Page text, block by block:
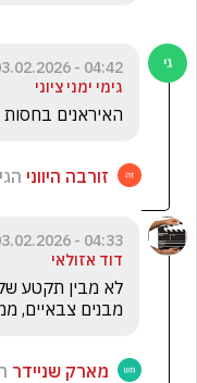
04:42 - 03.02.2026
גימי ימני ציוני
האיראנים
זורבה היווני
04:33 - 03.02.2026
דוד אזולאי
מבנים צבאיים,
מארק שניידר